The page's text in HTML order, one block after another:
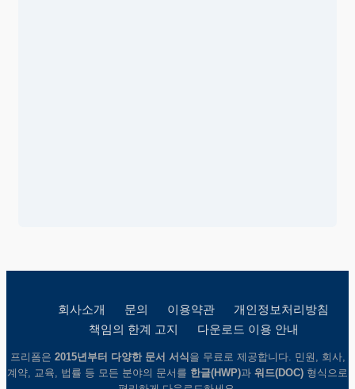
회사소개 문의 이용약관
개인정보처리방침
책임의 한계 고지
다운로드 이용 안내
프리폼은 2015년부터 다양한 문서 서식 을 무료로 제공합니다. 민원, 회사,
계약, 교육, 법률 등 모든 분야의 문서를 한글(HWP)과 워드(DOC) 형식으로